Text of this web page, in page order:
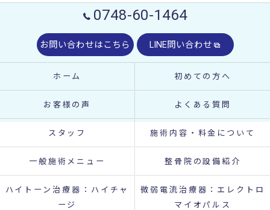
0748-60-1464
お問い合わせはこちら LINE問い合わせ
ホーム 初めての方へ
お客様の声 よくある質問
スタッフ 施術内容・料金について
一般施術メニュー 整骨院の設備紹介
ハイトーン治療器：ハイチャ
ージ
微弱電流治療器：エレクトロ
マイオパルス